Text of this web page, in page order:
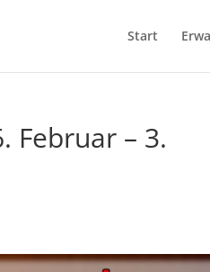
Start
Februar – 3.